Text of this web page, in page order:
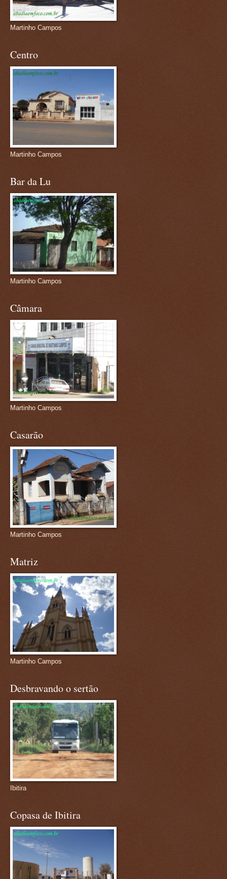
Martinho Campos
Centro
Martinho Campos
Bar da Lu
Martinho Campos
Câmara
Martinho Campos
Casarão
Martinho Campos
Matriz
Martinho Campos
Desbravando o sertão
Ibitira
Copasa de Ibitira